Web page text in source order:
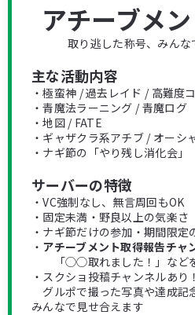
アチーブメ
取り逃した称号、みん
主な活動内容
・極蛮神 / 過去レイド / 高難度
・青魔法ラーニング / 青魔ログ
・地図 / FATE
・ギャザクラ系アチブ / オーシ
・ナギ節の「やり残し消化会」
サーバーの特徴
・VC強制なし、無言周回もOK
・固定未満・野良以上の気楽さ
・ナギ節だけの参加・期間限定
・ アチーブメント取得報告チャ
「◯◯取れました！」など
・スクショ投稿チャンネルあり！
グルポで撮った写真や達成記
みんなで見せ合えます